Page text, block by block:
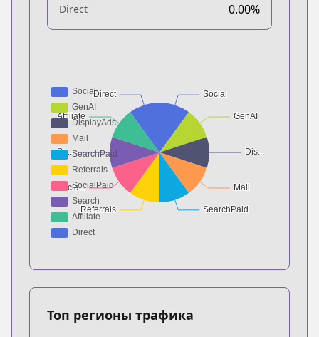
Direct 0.00%
Топ регионы трафика